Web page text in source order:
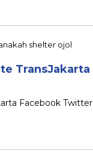
TransJakarta
Facebook Twitter